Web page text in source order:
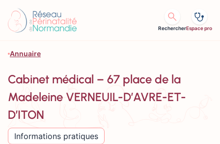
RechercherEspace pro
Annuaire
Cabinet médical – 67 place de la
Madeleine VERNEUIL-D’AVRE-ET-
D’ITON
Informations pratiques